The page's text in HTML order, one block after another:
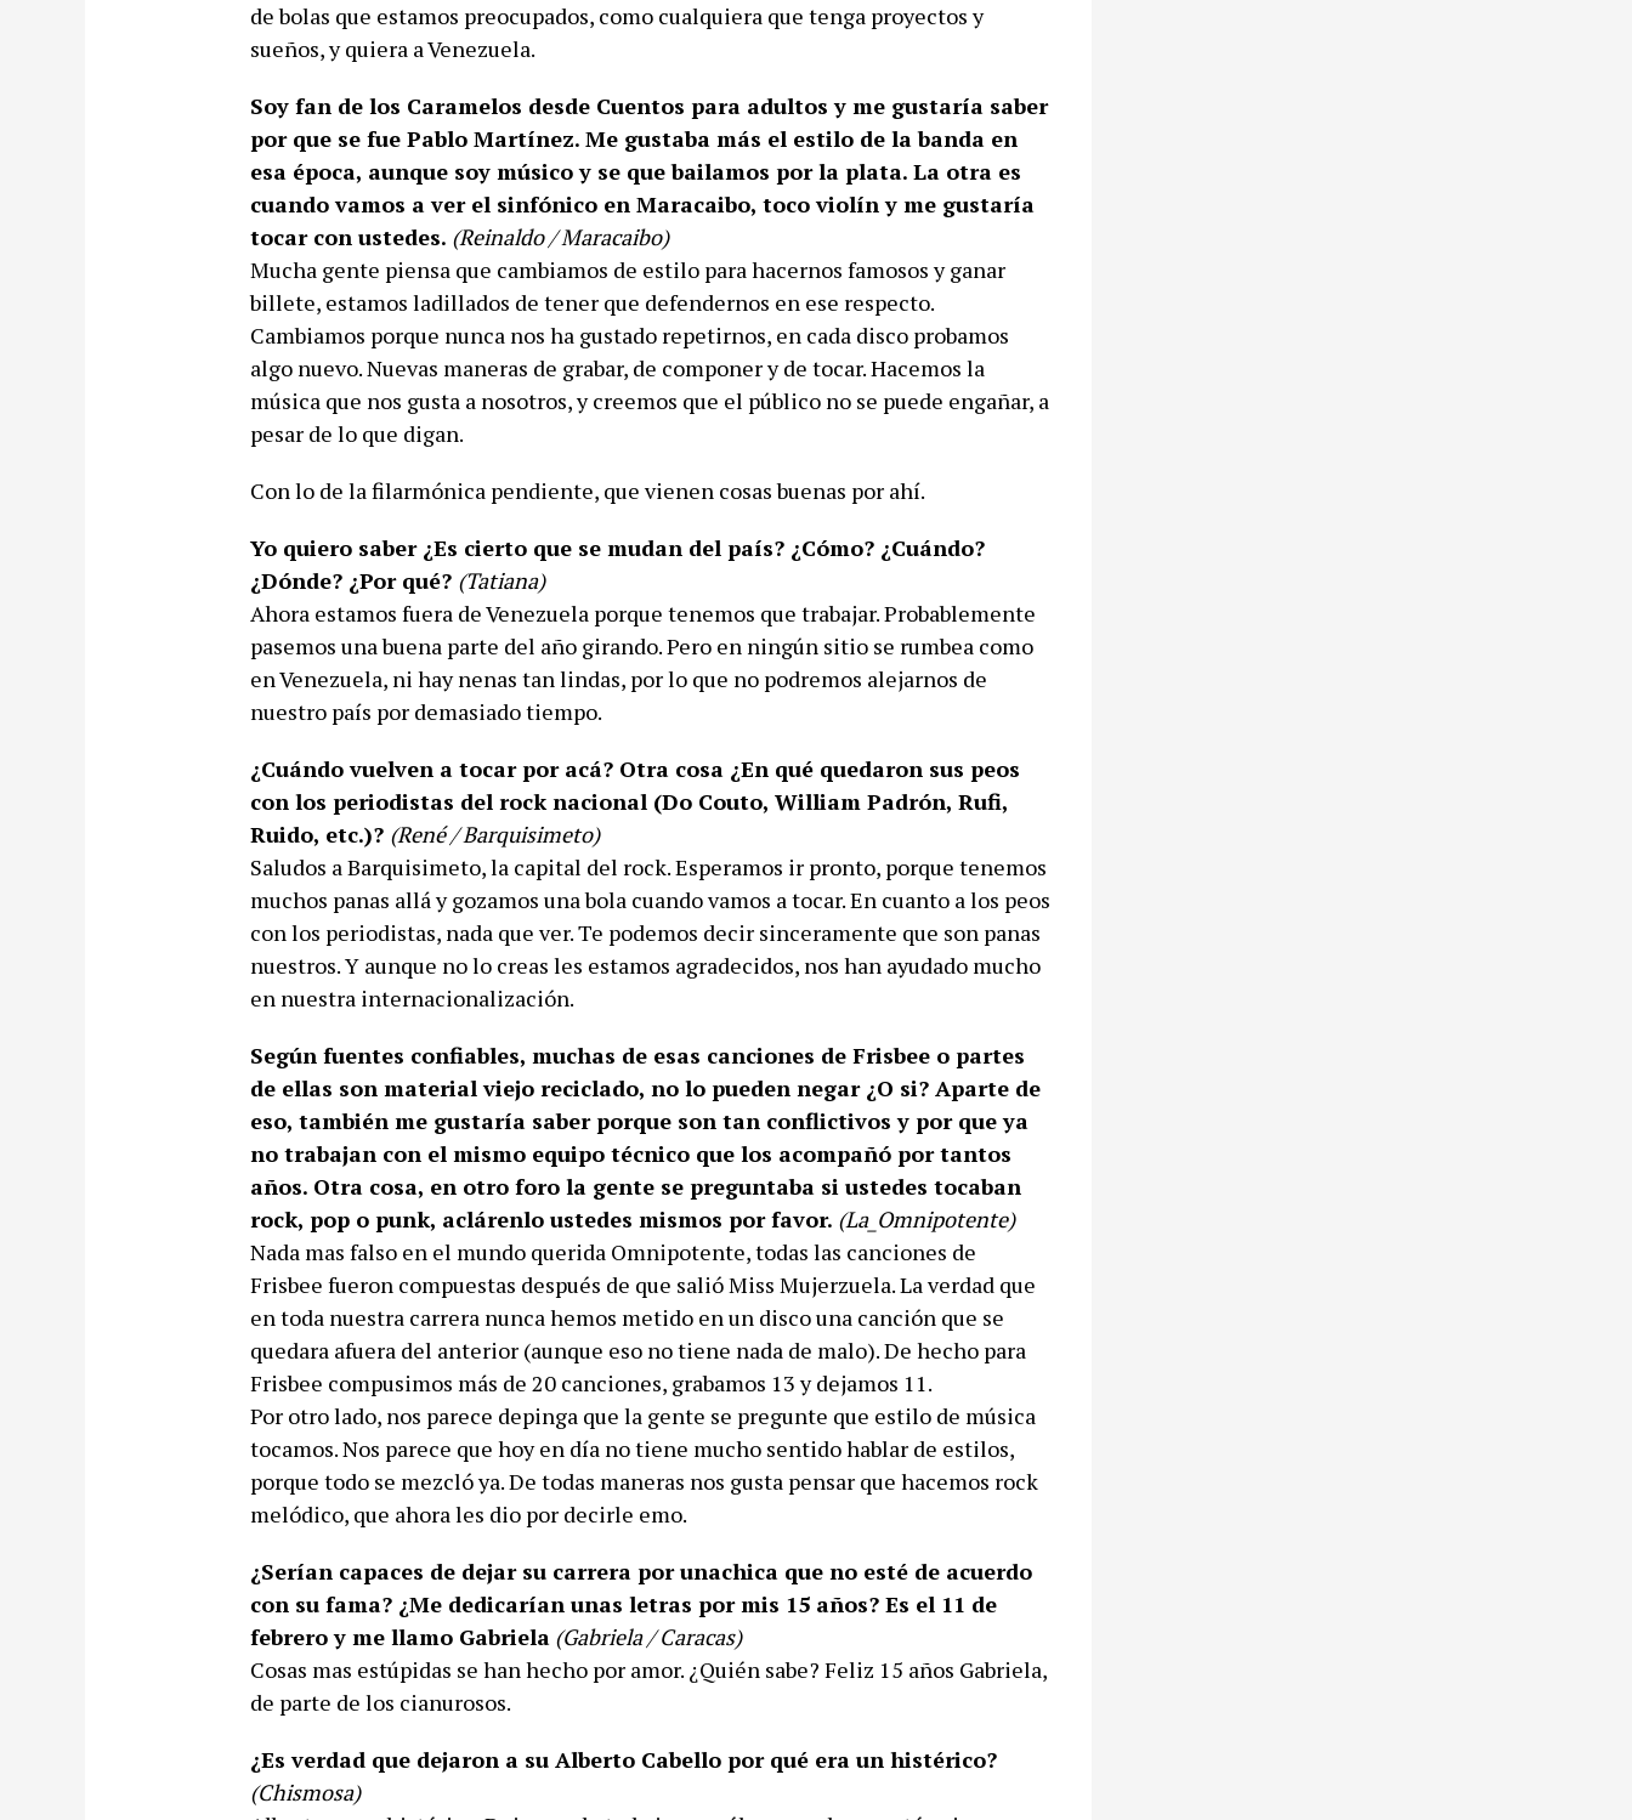
de bolas que estamos preocupados, como cualquiera que tenga proyectos y
sueños, y quiera a Venezuela.
Soy fan de los Caramelos desde Cuentos para adultos y me gustaría saber
por que se fue Pablo Martínez. Me gustaba más el estilo de la banda en
esa época, aunque soy músico y se que bailamos por la plata. La otra es
cuando vamos a ver el sinfónico en Maracaibo, toco violín y me gustaría
tocar con ustedes. (Reinaldo / Maracaibo)
Mucha gente piensa que cambiamos de estilo para hacernos famosos y ganar
billete, estamos ladillados de tener que defendernos en ese respecto.
Cambiamos porque nunca nos ha gustado repetirnos, en cada disco probamos
algo nuevo. Nuevas maneras de grabar, de componer y de tocar. Hacemos la
música que nos gusta a nosotros, y creemos que el público no se puede engañar, a
pesar de lo que digan.
Con lo de la filarmónica pendiente, que vienen cosas buenas por ahí.
Yo quiero saber ¿Es cierto que se mudan del país? ¿Cómo? ¿Cuándo?
¿Dónde? ¿Por qué? (Tatiana)
Ahora estamos fuera de Venezuela porque tenemos que trabajar. Probablemente
pasemos una buena parte del año girando. Pero en ningún sitio se rumbea como
en Venezuela, ni hay nenas tan lindas, por lo que no podremos alejarnos de
nuestro país por demasiado tiempo.
¿Cuándo vuelven a tocar por acá? Otra cosa ¿En qué quedaron sus peos
con los periodistas del rock nacional (Do Couto, William Padrón, Rufi,
Ruido, etc.)? (René / Barquisimeto)
Saludos a Barquisimeto, la capital del rock. Esperamos ir pronto, porque tenemos
muchos panas allá y gozamos una bola cuando vamos a tocar. En cuanto a los peos
con los periodistas, nada que ver. Te podemos decir sinceramente que son panas
nuestros. Y aunque no lo creas les estamos agradecidos, nos han ayudado mucho
en nuestra internacionalización.
Según fuentes confiables, muchas de esas canciones de Frisbee o partes
de ellas son material viejo reciclado, no lo pueden negar ¿O si? Aparte de
eso, también me gustaría saber porque son tan conflictivos y por que ya
no trabajan con el mismo equipo técnico que los acompañó por tantos
años. Otra cosa, en otro foro la gente se preguntaba si ustedes tocaban
rock, pop o punk, aclárenlo ustedes mismos por favor. (La_Omnipotente)
Nada mas falso en el mundo querida Omnipotente, todas las canciones de
Frisbee fueron compuestas después de que salió Miss Mujerzuela. La verdad que
en toda nuestra carrera nunca hemos metido en un disco una canción que se
quedara afuera del anterior (aunque eso no tiene nada de malo). De hecho para
Frisbee compusimos más de 20 canciones, grabamos 13 y dejamos 11.
Por otro lado, nos parece depinga que la gente se pregunte que estilo de música
tocamos. Nos parece que hoy en día no tiene mucho sentido hablar de estilos,
porque todo se mezcló ya. De todas maneras nos gusta pensar que hacemos rock
melódico, que ahora les dio por decirle emo.
¿Serían capaces de dejar su carrera por unachica que no esté de acuerdo
con su fama? ¿Me dedicarían unas letras por mis 15 años? Es el 11 de
febrero y me llamo Gabriela (Gabriela / Caracas)
Cosas mas estúpidas se han hecho por amor. ¿Quién sabe? Feliz 15 años Gabriela,
de parte de los cianurosos.
¿Es verdad que dejaron a su Alberto Cabello por qué era un histérico?
(Chismosa)